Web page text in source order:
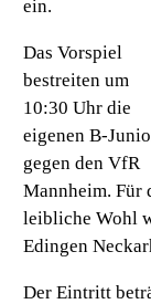
ein.
Das Vorspiel
bestreiten um
10:30 Uhr die
eigenen B-
gegen den VfR
Mannheim. Für
leibliche Wohl
Edingen
Der Eintritt